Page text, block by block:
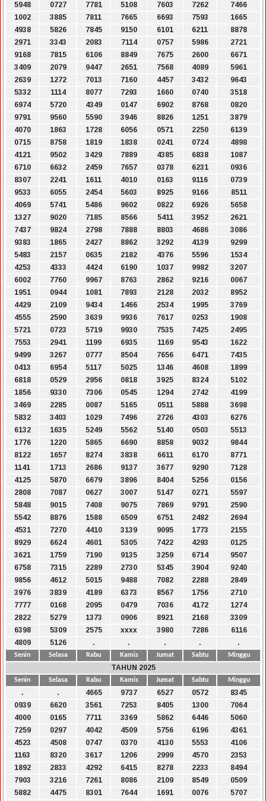
5948
0727 7781 5108 7603 7262
7466
1002
3885 7811 7665 6693 7593
1665
4938
5826 7845 9150 6101 6211
8878
2971
3343 2083 7114 0757 5986
2721
9168
7815 6106 8849 7675 2600
6671
3409
2079 9447 2651 7568 4089
5961
2639
1272 7013 7160 4457 3432
9643
5332
1114 8077 7293 1660 0740
3518
6974
5720 4349 0147 6902 8768
0820
9791
9560 5590 3946 8826 1251
3879
4070
1863 1728 6056 0571 2250
6139
0715
8758 1819 1838 0241 0724
4898
4121
9502 3429 7889 4385 6838
1087
6710
6632 2459 7657 0378 6231
0936
8307
2241 1611 4010 0163 9116
0739
9533
6055 2454 5603 8925 9166
8511
4069
5741 5486 9602 0822 6926
5658
1327
9020 7185 8566 5411 3952
2621
7437
9824 2798 7888 8803 4686
3086
9383
1865 2427 8862 3292 4139
9299
5483
2157 0635 2182 4376 5596
1534
4253
4333 4424 6190 1037 9982
3207
6002
7760 9967 8763 2862 9216
0067
1951
0944 1081 7893 2128 2032
8952
4429
2109 9434 1466 2534 1995
3769
4555
2590 3639 9936 7617 0253
1908
5721
0723 5719 9930 7535 7425
2495
7553
2941 1199 6935 1169 9543
1622
9499
3267 0777 8504 7656 6471
7435
0413
6954 5117 5025 1346 4608
1899
6818
0529 2956 0818 3925 8324
5102
1856
9330 7306 0545 1294 2742
4199
3469
2285 0087 5165 0511 5888
3698
5832
3403 1029 7496 2726 4303
6276
6132
1635 5249 5562 5140 0503
5513
1776
1220 5865 6690 8858 9032
9844
8122
1657 8274 3838 6611 6170
8771
1141
1713 2686 9137 3677 9290
7128
4125
5870 6679 3896 8404 5256
0156
2808
7087 0627 3007 5147 0271
5597
5848
9015 7408 9075 7869 9791
2590
5542
8876 1588 6509 6751 2482
2694
4531
7270 4410 3139 9095 1773
2155
8929
6624 4601 5305 7422 4293
0125
3621
1759 7190 9135 3259 6714
9507
6758
7315 2289 2730 5345 3904
9240
9856
4612 5015 9488 7082 2288
2849
3976
3839 4189 6373 8567 1756
2710
7777
0168 2095 0479 7036 4172
1274
2822
5279 1373 0906 8921 2168
3309
6398
5309 2575 xxxx 3980 7286
6116
4809
5126 . . . . .
Senin Selasa Rabu Kamis Jumat Sabtu Minggu
TAHUN 2025
Senin Selasa Rabu Kamis Jumat Sabtu Minggu
. . 4665 9737 6527 0572
8345
0939
6620 3561 7253 8405 1300
7064
4000
0165 7711 3369 5862 6446
5060
7259
0297 4042 4509 5756 6196
4361
4523
4508 0747 0370 4130 5553
4106
1163
8320 3617 1206 2999 4570
2353
1892
2833 4292 6415 8278 2233
8494
7903
3216 7261 8086 2109 8549
0509
5882
4475 8301 7644 1691 0076 5707